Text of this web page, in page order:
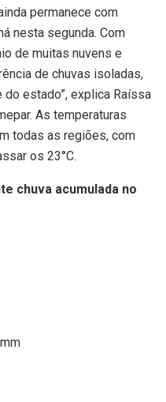
permanece com
nesta segunda. Com
de muitas nuvens e
de chuvas isoladas,
estado”, explica Raíssa
As temperaturas
todas as regiões, com
os 23°C.
chuva acumulada no